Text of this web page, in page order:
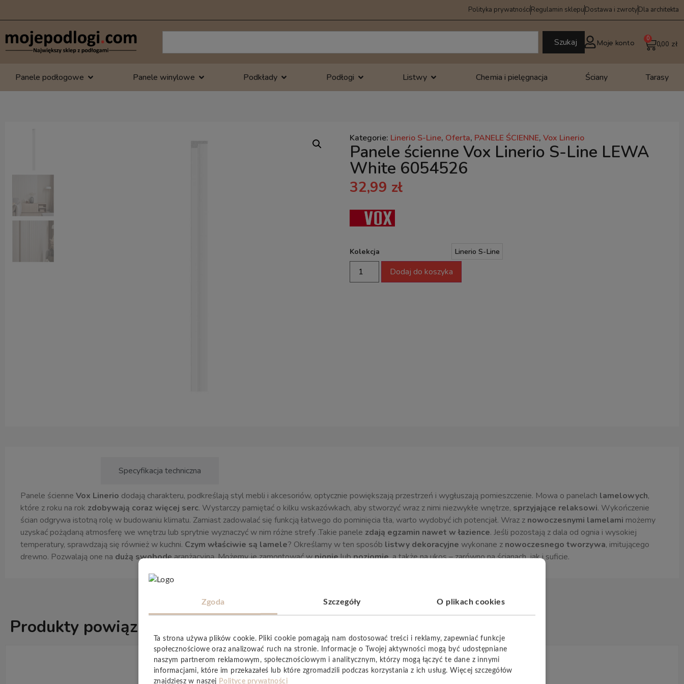
Polityka prywatnościRegulamin sklepuDostawa i zwrotyDla architekta
Szukaj Moje konto 0,00 zł
0
Panele podłogowe Panele winylowe Podkłady Podłogi Listwy Chemia i pielęgnacja Ściany Tarasy
Kategorie: Linerio S-Line, Oferta, PANELE ŚCIENNE, Vox Linerio
Panele ścienne Vox Linerio S-Line LEWA
White 6054526
32,99 zł
Kolekcja Linerio S-Line
Dodaj do koszyka
Specyfikacja techniczna
Panele ścienne Vox Linerio dodają charakteru, podkreślają styl mebli i akcesoriów, optycznie powiększają przestrzeń i wygłuszają pomieszczenie. Mowa o panelach lamelowych,
które z roku na rok zdobywają coraz więcej serc. Wystarczy pamiętać o kilku wskazówkach, aby stworzyć wraz z nimi niezwykłe wnętrze, sprzyjające relaksowi. Wykończenie
ścian odgrywa istotną rolę w budowaniu klimatu. Zamiast zadowalać się funkcją łatwego do pominięcia tła, warto wydobyć ich potencjał. Wraz z nowoczesnymi lamelami możemy
uzyskać pożądaną atmosferę we wnętrzu lub sprytnie wyznaczyć w nim różne strefy .Takie panele zdają egzamin nawet w łazience. Jeśli pozostają z dala od ognia i wysokiej
temperatury, sprawdzają się również w kuchni. Czym właściwie są lamele? Określamy w ten sposób listwy dekoracyjne wykonane z nowoczesnego tworzywa, imitującego
drewno. Pozwalają one na dużą swobodęaranżacyjną. Możemy je zamontować wpionielubpoziomie, a także na ukos – zarówno na ścianach, jak i suficie.
Produkty powiązane
Zgoda Szczegóły O plikach cookies
Ta strona używa plików cookie. Pliki cookie pomagają nam dostosować treści i reklamy, zapewniać funkcje
społecznościowe oraz analizować ruch na stronie. Informacje o Twojej aktywności mogą być udostępniane
naszym partnerom reklamowym, społecznościowym i analitycznym, którzy mogą łączyć te dane z innymi
informacjami, które im przekazałeś lub które zgromadzili podczas korzystania z ich usług. Więcej szczegółów
znajdziesz w naszej Polityce prywatności